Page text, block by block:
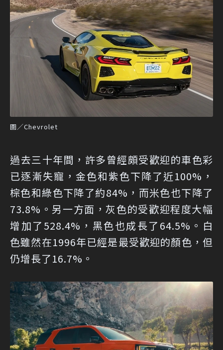
圖／Chevrolet
過去三十年間，許多曾經頗受歡迎的車色彩
已逐漸失寵，金色和紫色下降了近100%，
棕色和綠色下降了約84%，而米色也下降了
73.8%。另一方面，灰色的受歡迎程度大幅
增加了528.4%，黑色也成長了64.5%。白
色雖然在1996年已經是最受歡迎的顏色，但
仍增長了16.7%。